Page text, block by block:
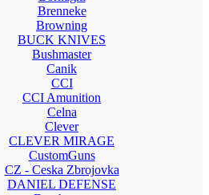
Brenneke
Browning
BUCK KNIVES
Bushmaster
Canik
CCI
CCI Amunition
Celna
Clever
CLEVER MIRAGE
CustomGuns
CZ - Ceska Zbrojovka
DANIEL DEFENSE